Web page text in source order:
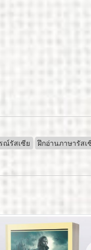
ณ์รัสเซีย ฝึกอ่านภาษารัสเ